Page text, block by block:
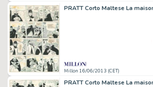
Millon 16/06/2013 (CET)